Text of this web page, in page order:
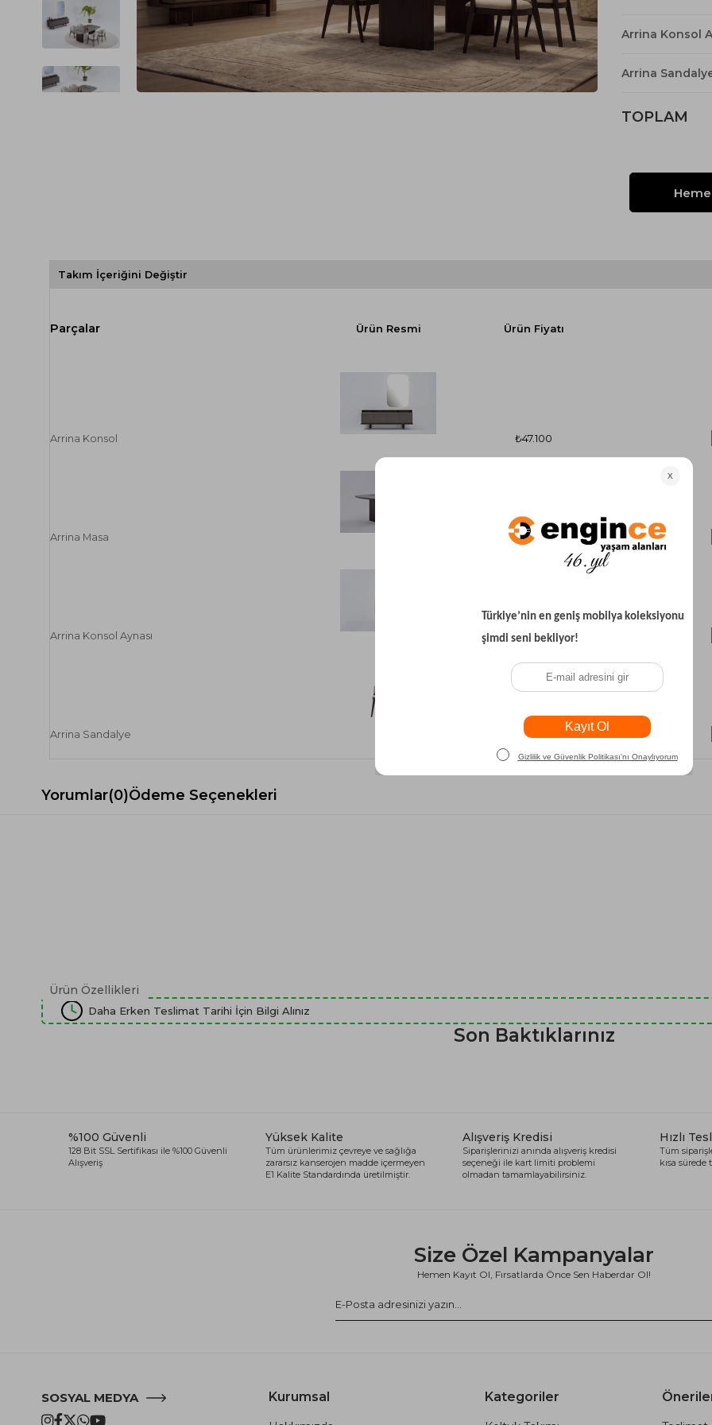
Spor Koltuk Takımı
Krem Koltuk Takımı
Gri Koltuk Takımı
Büro Koltuk Takımı
Gri TV Ünitesi
Beyaz TV Ünitesi
Siyah TV Ünitesi
Şömineli TV Ünitesi
Yataklı Koltuk
Köşe Koltuk
Modern Köşe Koltuk
Ekonomik Köşe Koltuk
Arrina Konsol
Arrina
TOPLAM
Takım İçeriğini Değiştir
Ürün Resmi Ürün Fiyatı
Arrina Konsol ₺47.100
Arrina Masa ₺43.700
Arrina Konsol Aynası ₺9.400
Arrina Sandalye ₺11.850
Yorumlar(0)Ödeme Seçenekleri
Ürün Özellikleri
Daha Erken Teslimat Tarihi İçin Bilgi Alınız
Son Baktıklarınız
%100 Güvenli
128 Bit SSL Sertifikası ile %100 Güvenli
Alışveriş
Yüksek Kalite
Tüm ürünlerimiz çevreye ve sağlığa
zararsız kanserojen madde içermeyen
E1 Kalite Standardında üretilmiştir.
Alışveriş Kredisi
Siparişlerinizi anında alışveriş kredisi
seçeneği ile kart limiti problemi
olmadan tamamlayabilirsiniz.
Hızlı
Tüm
kısa sürede
Size Özel Kampanyalar
Hemen Kayıt Ol, Fırsatlarda Önce Sen Haberdar Ol!
SOSYAL MEDYA Kurumsal Kategoriler